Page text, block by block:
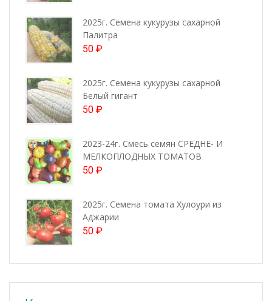
2025г. Семена кукурузы сахарной
Палитра
50 ₽
2025г. Семена кукурузы сахарной
Белый гигант
50 ₽
2023-24г. Смесь семян СРЕДНЕ- И
МЕЛКОПЛОДНЫХ ТОМАТОВ
50 ₽
2025г. Семена томата Хулоури из
Аджарии
50 ₽